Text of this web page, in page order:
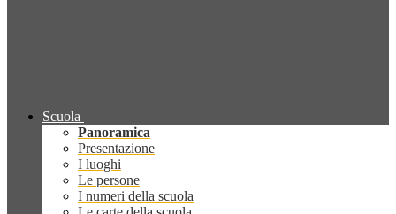
Scuola
Panoramica
Presentazione
I luoghi
Le persone
I numeri della scuola